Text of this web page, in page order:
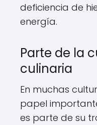
deficiencia de
energía.
Parte de la
culinaria
En muchas
papel
es parte de su